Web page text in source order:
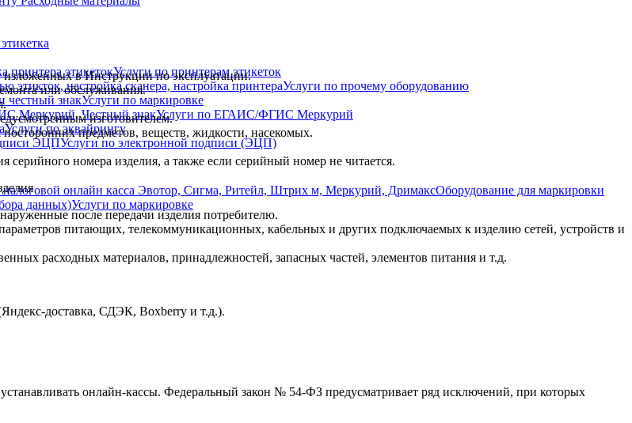
Услуги по принтерам этикеток
Услуги по прочему оборудованию
Услуги по маркировке
Услуги по ЕГАИС/ФГИС Меркурий
Услуги по эквайрингу
Услуги по электронной подписи (ЭЦП)
Оборудование для маркировки
Услуги по маркировке
изложенных в Инструкции по эксплуатации.
или обслуживания.
изготовителем.
предметов, веществ, жидкости, насекомых.
номера изделия, а также если серийный номер не читается.
после передачи изделия потребителю.
питающих, телекоммуникационных, кабельных и других подключаемых к изделию сетей, устройств и
расходных материалов, принадлежностей, запасных частей, элементов питания и т.д.
доставка, СДЭК, Boxberry и т.д.).
онлайн-кассы. Федеральный закон № 54-ФЗ предусматривает ряд исключений, при которых